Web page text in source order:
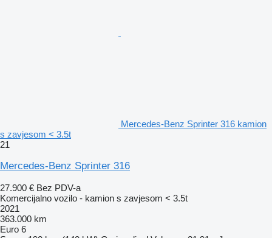
Mercedes-Benz Sprinter 316 kamion
s zavjesom < 3.5t
21
Mercedes-Benz Sprinter 316
27.900 € Bez PDV-a
Komercijalno vozilo - kamion s zavjesom < 3.5t
2021
363.000 km
Euro 6